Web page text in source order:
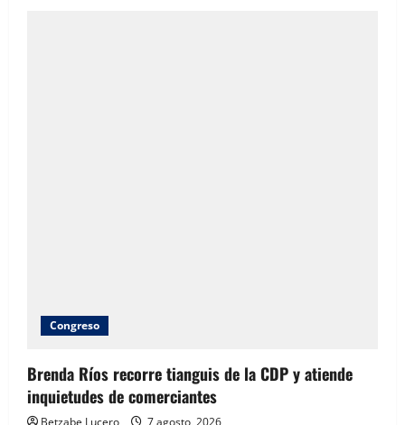
Congreso
Brenda Ríos recorre tianguis de la CDP y atiende
inquietudes de comerciantes
Betzabe Lucero 7 agosto, 2026